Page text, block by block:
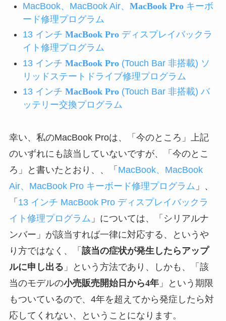
MacBook、MacBook Air、 MacBook Proキーボ
ード修理プログラム
13 インチ MacBook Proディスプレイバックラ
イト修理プログラム
13 インチ MacBook Pro(Touch Bar 非搭載) ソ
リッドステートドライブ修理プログラム
13 インチ MacBook Pro(Touch Bar 非搭載) バ
ッテリー交換プログラム
幸い、私のMacBook Proは、「今のところ」上記
のいずれにも該当していないですが、「今のとこ
ろ」と書いたとおり、、「 MacBook、MacBook
Air、MacBook Pro キーボード修理プログラム 」、
「 13 インチ MacBook Pro ディスプレイバックラ
イト修理プログラム 」については、「シリアルナ
ンバー」が該当すれば一律に対応する、というや
り方ではなく、「 該当の症状が発生したらアップ
ルに申し出る 」という方法であり、しかも、「該
当のモデルの小売販売開始日から4年」という期限
もついているので、4年を超えてから発症したら対
応してくれない、ということになります。